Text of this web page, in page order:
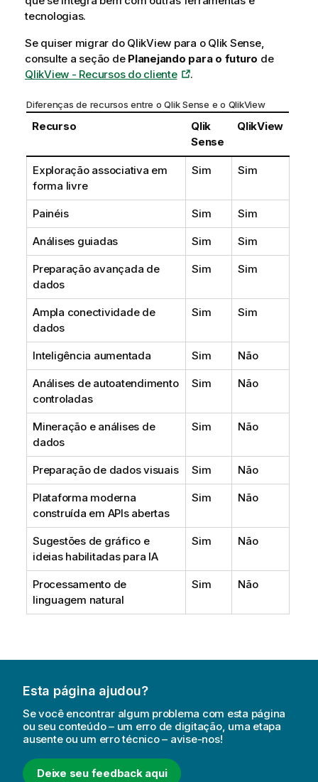
tecnologias.
Se quiser migrar do QlikView para o Qlik Sense,
consulte a seção de Planejando para o futuro de
QlikView - Recursos do cliente
.
Diferenças de recursos entre oQlik Sense e o QlikView
Recurso
Qlik
Sense
QlikView
Exploração associativa em
forma livre
Sim Sim
Painéis Sim Sim
Análises guiadas Sim Sim
Preparação avançada de
dados
Sim Sim
Ampla conectividade de
dados
Sim Sim
Inteligência aumentada Sim Não
Análises de autoatendimento
controladas
Sim Não
Mineração e análises de
dados
Sim Não
Preparação de dados visuais Sim Não
Plataforma moderna
construída em APIs abertas
Sim Não
Sugestões de gráfico e
ideias habilitadas para IA
Sim Não
Processamento de
linguagem natural
Sim Não
Esta página ajudou?
Se você encontrar algum problema com esta página
ou seu conteúdo – um erro de digitação, uma etapa
ausente ou um erro técnico – avise-nos!
Deixe seu feedback aqui